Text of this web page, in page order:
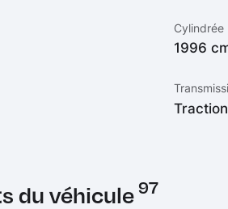
Cylindrée
1996
du véhicule97